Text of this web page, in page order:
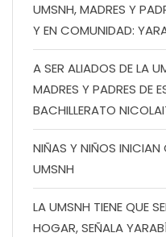
UMSNH, MADRES Y
Y EN COMUNIDAD:
A SER ALIADOS DE LA
MADRES Y PADRES DE
BACHILLERATO
NIÑAS Y NIÑOS INICIAN
UMSNH
LA UMSNH TIENE QUE
HOGAR, SEÑALA